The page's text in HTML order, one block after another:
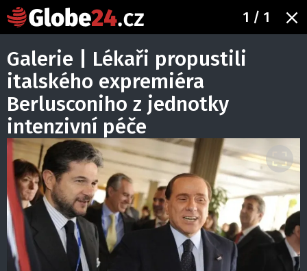
1 / 1
Galerie | Lékaři propustili
italského expremiéra
Berlusconiho z jednotky
intenzivní péče